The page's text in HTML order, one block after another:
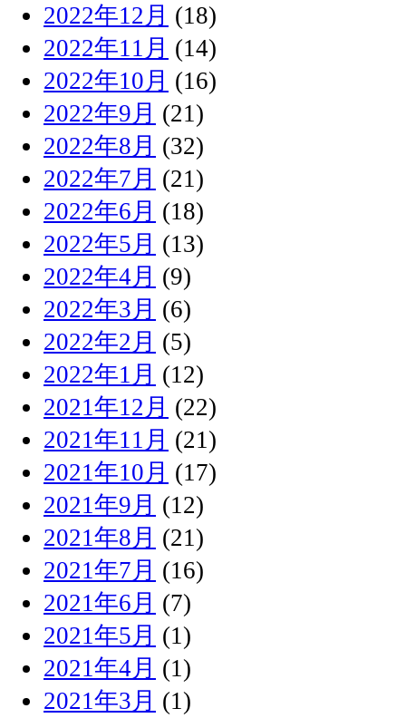
2022年12月 (18)
2022年11月 (14)
2022年10月 (16)
2022年9月 (21)
2022年8月 (32)
2022年7月 (21)
2022年6月 (18)
2022年5月 (13)
2022年4月 (9)
2022年3月 (6)
2022年2月 (5)
2022年1月 (12)
2021年12月 (22)
2021年11月 (21)
2021年10月 (17)
2021年9月 (12)
2021年8月 (21)
2021年7月 (16)
2021年6月 (7)
2021年5月 (1)
2021年4月 (1)
2021年3月 (1)